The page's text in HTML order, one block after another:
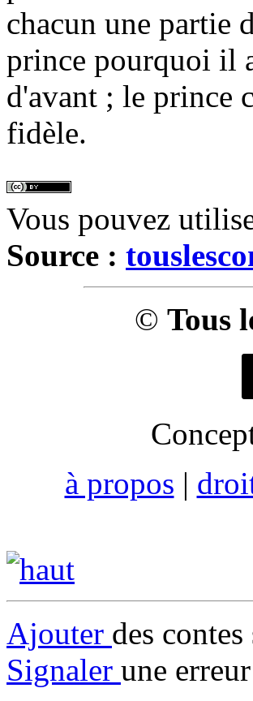
chacun une partie
prince pourquoi il
d'avant ; le prince
fidèle.
Vous pouvez
Source :
© Tous
à propos |
Ajouter des
Signaler une